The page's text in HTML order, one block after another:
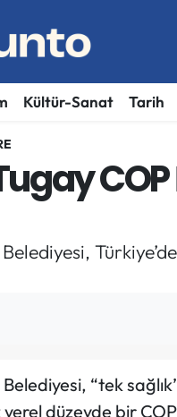
Kültür-Sanat Tarih
“tek
yerel düzeyde bir